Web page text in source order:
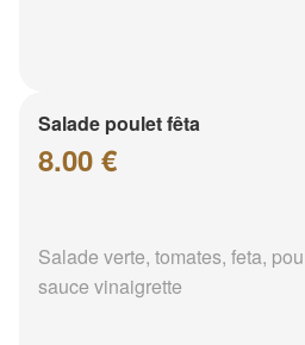
Salade poulet fêta
8.00 €
Salade verte, tomates, feta,
sauce vinaigrette